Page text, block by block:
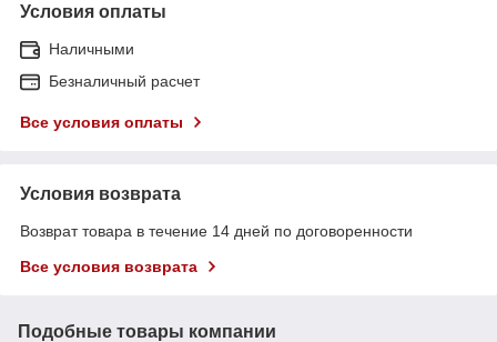
Условия оплаты
Наличными
Безналичный расчет
Все условия оплаты
Условия возврата
Возврат товара в течение 14 дней по договоренности
Все условия возврата
Подобные товары компании